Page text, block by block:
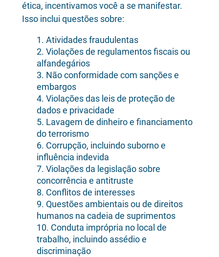
ética, incentivamos você a se manifestar.
Isso inclui questões sobre:
Atividades fraudulentas
Violações de regulamentos fiscais ou
alfandegários
Não conformidade com sanções e
embargos
Violações das leis de proteção de
dados e privacidade
Lavagem de dinheiro e financiamento
do terrorismo
Corrupção, incluindo suborno e
influência indevida
Violações da legislação sobre
concorrência e antitruste
Conflitos de interesses
Questões ambientais ou de direitos
humanos na cadeia de suprimentos
Conduta imprópria no local de
trabalho, incluindo assédio e
discriminação